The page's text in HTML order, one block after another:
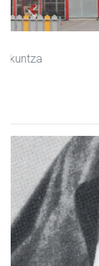
Amasa-Villabona
Previous